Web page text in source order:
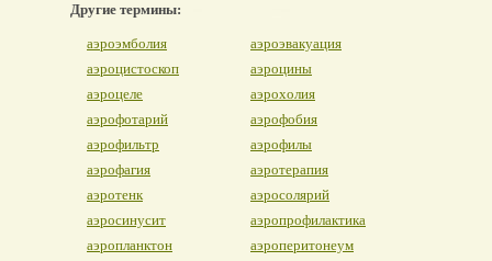
Другие термины:
аэроэмболия
аэроэвакуация
аэроцистоскоп
аэроцины
аэроцеле
аэрохолия
аэрофотарий
аэрофобия
аэрофильтр
аэрофилы
аэрофагия
аэротерапия
аэротенк
аэросолярий
аэросинусит
аэропрофилактика
аэропланктон
аэроперитонеум